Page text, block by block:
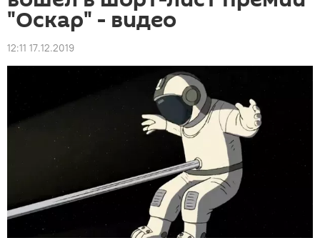
"Оскар" - видео
12:11 17.12.2019